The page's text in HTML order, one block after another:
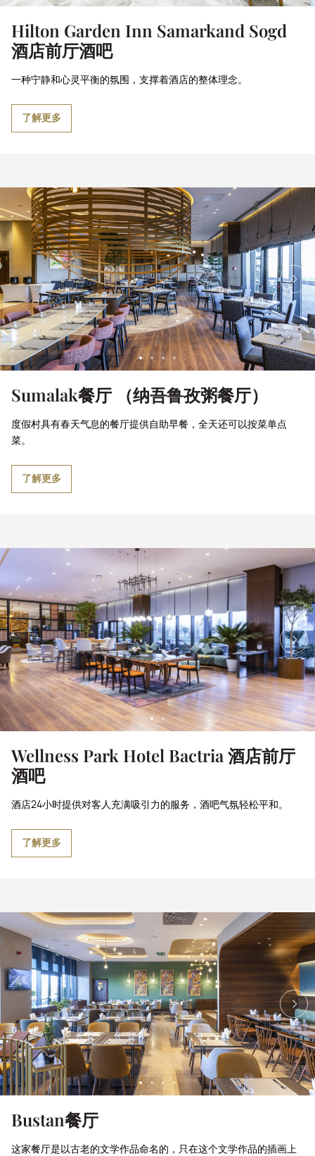
Hilton Garden Inn Samarkand Sogd
酒店前厅酒吧
一种宁静和心灵平衡的氛围，支撑着酒店的整体理念。
了解更多
Sumalak餐厅 （纳吾鲁孜粥餐厅）
度假村具有春天气息的餐厅提供自助早餐，全天还可以按菜单点
菜。
了解更多
Wellness Park Hotel Bactria 酒店前厅
酒吧
酒店24小时提供对客人充满吸引力的服务，酒吧气氛轻松平和。
了解更多
Bustan餐厅
这家餐厅是以古老的文学作品命名的，只在这个文学作品的插画上